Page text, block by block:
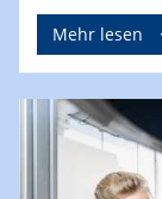
Mehr lesen